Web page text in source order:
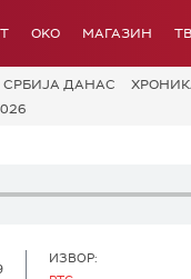
OKO МАГАЗИН ТВ
СРБИЈА ДАНАС
ИЗВОР: